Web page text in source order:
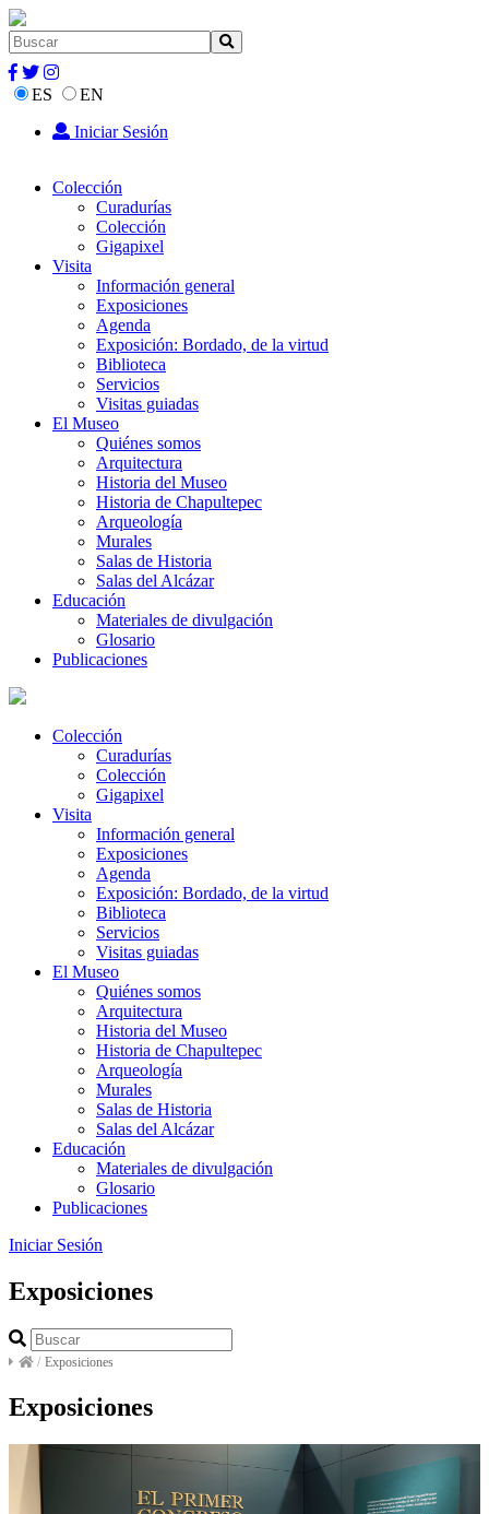
ES
EN
Iniciar Sesión
Colección
Curadurías
Colección
Gigapixel
Visita
Información general
Exposiciones
Agenda
Exposición: Bordado, de la virtud
Biblioteca
Servicios
Visitas guiadas
El Museo
Quiénes somos
Arquitectura
Historia del Museo
Historia de Chapultepec
Arqueología
Murales
Salas de Historia
Salas del Alcázar
Educación
Materiales de divulgación
Glosario
Publicaciones
Colección
Curadurías
Colección
Gigapixel
Visita
Información general
Exposiciones
Agenda
Exposición: Bordado, de la virtud
Biblioteca
Servicios
Visitas guiadas
El Museo
Quiénes somos
Arquitectura
Historia del Museo
Historia de Chapultepec
Arqueología
Murales
Salas de Historia
Salas del Alcázar
Educación
Materiales de divulgación
Glosario
Publicaciones
Iniciar Sesión
Exposiciones
/ Exposiciones
Exposiciones